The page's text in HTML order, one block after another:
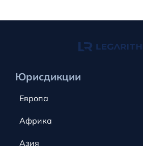
Юрисдикции
Европа
Кипр
Африка
Канада
Азия